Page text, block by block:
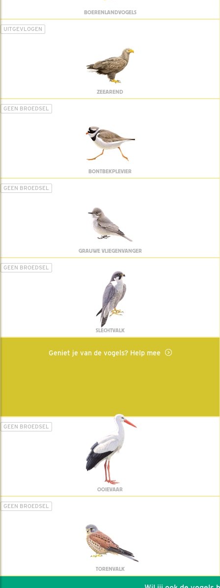
BOERENLANDVOGELS
UITGEVLOGEN
ZEEAREND
GEEN BROEDSEL
BONTBEKPLEVIER
GEEN BROEDSEL
GRAUWE VLIEGENVANGER
GEEN BROEDSEL
SLECHTVALK
Geniet je van de vogels? Help mee
GEEN BROEDSEL
OOIEVAAR
GEEN BROEDSEL
TORENVALK